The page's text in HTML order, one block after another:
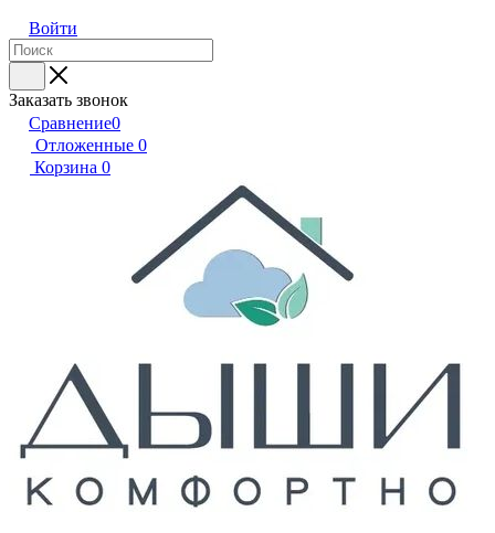
Войти
Заказать звонок
Сравнение0
Отложенные 0
Корзина 0